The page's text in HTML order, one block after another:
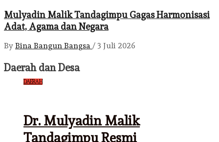
Mulyadin Malik Tandagimpu Gagas Harmonisasi
Adat, Agama dan Negara
By Bina Bangun Bangsa / 3 Juli 2026
Daerah dan Desa
DAERAH
Dr. Mulyadin Malik
Tandagimpu Resmi